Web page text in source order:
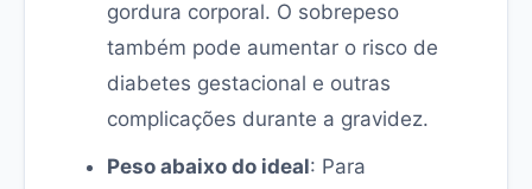
gordura corporal. O sobrepeso
também pode aumentar o risco de
diabetes gestacional e outras
complicações durante a gravidez.
Peso abaixo do ideal: Para